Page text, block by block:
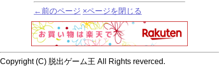
←前のページ ×ページを閉じる
Copyright (C) 脱出ゲーム王 All Rights reverced.